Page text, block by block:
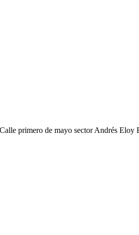
primero de mayo sector Andrés